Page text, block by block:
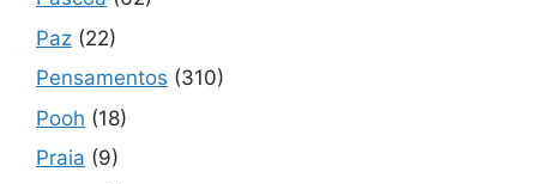
Paz (22)
Pensamentos (310)
Pooh (18)
Praia (9)